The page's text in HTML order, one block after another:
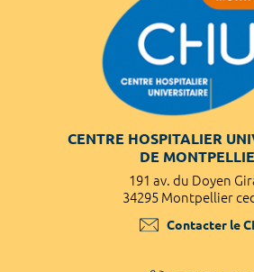
CENTRE HOSPITALIER
DE
191 av. du Doyen
34295 Montpellier
Contacter le